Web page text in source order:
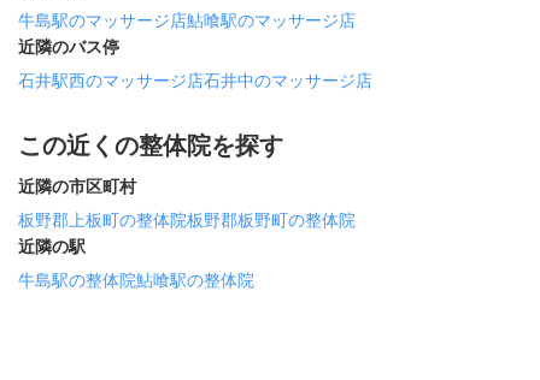
牛島駅のマッサージ店鮎喰駅のマッサージ店
近隣のバス停
石井駅西のマッサージ店石井中のマッサージ店
この近くの整体院を探す
近隣の市区町村
板野郡上板町の整体院板野郡板野町の整体院
近隣の駅
牛島駅の整体院鮎喰駅の整体院